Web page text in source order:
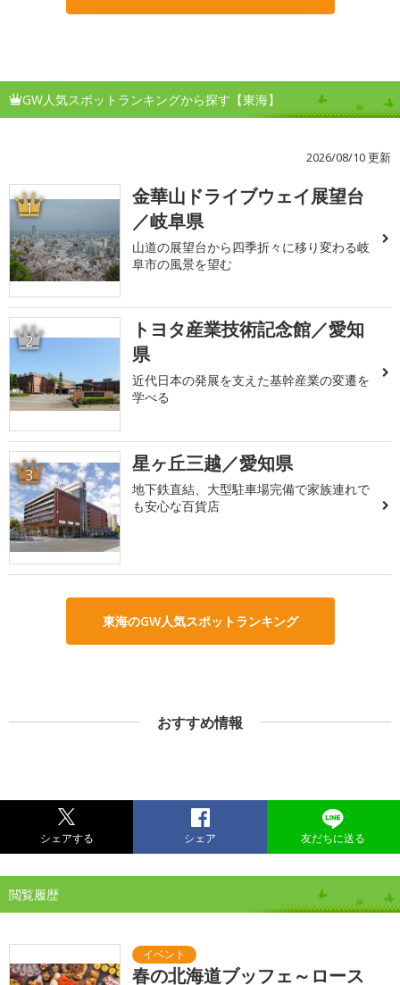
GW人気スポットランキングから探す【東海】
2026/08/10 更新
1
金華山ドライブウェイ展望台
／岐阜県
山道の展望台から四季折々に移り変わる岐
阜市の風景を望む
2
トヨタ産業技術記念館／愛知
県
近代日本の発展を支えた基幹産業の変遷を
学べる
3 星ヶ丘三越／愛知県
地下鉄直結、大型駐車場完備で家族連れで
も安心な百貨店
東海のGW人気スポットランキング
おすすめ情報
シェアする シェア 友だちに送る
閲覧履歴
春の北海道ブッフェ～ロース